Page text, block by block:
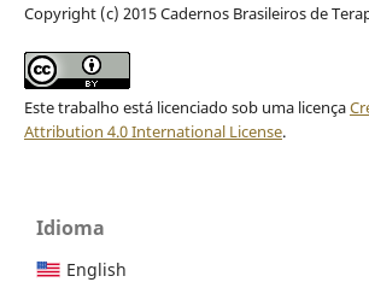
Copyright (c) 2015 Cadernos Brasileiros de
Este trabalho está licenciado sob uma licença
Attribution 4.0 International License.
Idioma
English